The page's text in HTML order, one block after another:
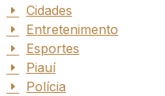
Cidades
Entretenimento
Esportes
Piauí
Polícia